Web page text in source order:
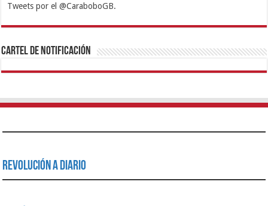
Tweets por el @CaraboboGB.
1xbetBetturkeyBetistKralbetSupertotobetTipobetMatadorbetMariobet
https://mvbcasino.com/
Cartel de Notificación
Revolución a Diario